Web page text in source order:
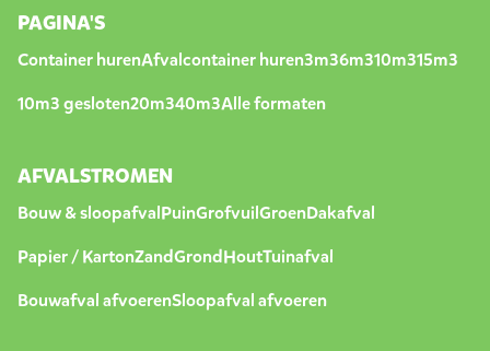
PAGINA'S
Container hurenAfvalcontainer huren3m36m310m315m3
10m3 gesloten20m340m3Alle formaten
AFVALSTROMEN
Bouw & sloopafvalPuinGrofvuilGroenDakafval
Papier / KartonZandGrondHoutTuinafval
Bouwafval afvoerenSloopafval afvoeren